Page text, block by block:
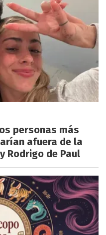
personas más
afuera de la
Rodrigo de Paul